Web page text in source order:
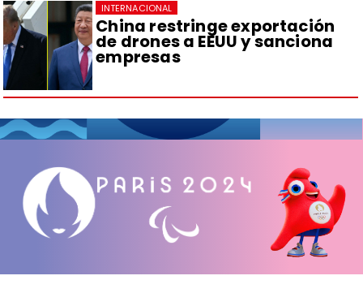
China restringe exportación
de drones a EEUU y sanciona
empresas
INTERNACIONAL